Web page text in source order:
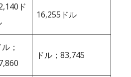
ド
16,255ドル
ル；
ドル；83,745